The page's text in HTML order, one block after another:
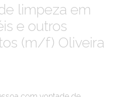
limpeza em
e outros
(m/f) Oliveira